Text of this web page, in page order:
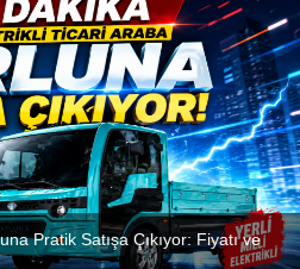
Pratik Satışa Çıkıyor: Fiyatı ve